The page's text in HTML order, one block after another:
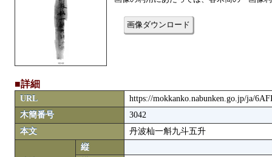
画像ダウンロード
■詳細
URL
https://mokkanko.nabunken.go.jp/ja/
木簡番号
3042
本文
丹波杣一斛九斗五升
縦